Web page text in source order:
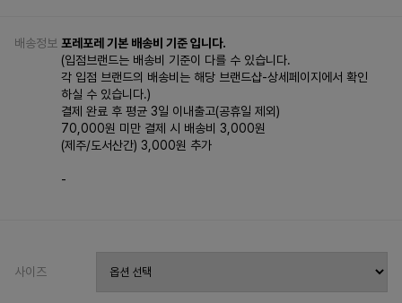
배송정보 포레포레 기본 배송비 기준 입니다.
(입점브랜드는 배송비 기준이 다를 수 있습니다.
각 입점 브랜드의 배송비는 해당 브랜드샵-상세페이지에서 확인
하실 수 있습니다.)
결제 완료 후 평균 3일 이내출고(공휴일 제외)
70,000원 미만 결제 시 배송비 3,000원
(제주/도서산간) 3,000원 추가
-
사이즈